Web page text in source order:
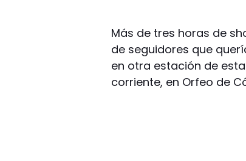
Más de tres horas de
de seguidores que
en otra estación de
corriente, en Orfeo de